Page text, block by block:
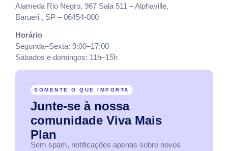
Alameda Rio Negro, 967 Sala 511 – Alphaville,
Barueri , SP – 06454-000
Horário
Segunda–Sexta: 9:00–17:00
Sábados e domingos: 11h–15h
SOMENTE O QUE IMPORTA
Junte-se à nossa
comunidade Viva Mais
Plan
Sem spam, notificações apenas sobre novos